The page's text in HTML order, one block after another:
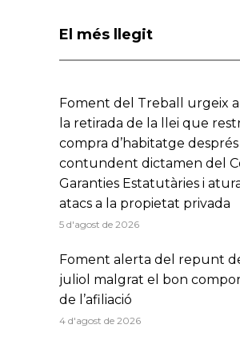
El més llegit
Foment del Treball urgeix
la retirada de la llei que
compra d’habitatge després
contundent dictamen del
Garanties Estatutàries i
atacs a la propietat privada
5 d'agost de 2026
Foment alerta del repunt
juliol malgrat el bon
de l’afiliació
4 d'agost de 2026